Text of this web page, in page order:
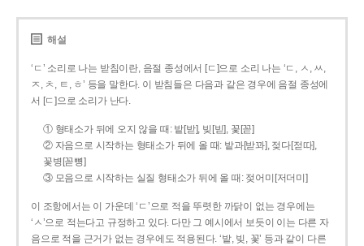
해설
‘ㄷ’ 소리로 나는 받침이란, 음절 종성에서 [ㄷ]으로 소리 나는 ‘ㄷ, ㅅ, ㅆ,
ㅈ, ㅊ, ㅌ, ㅎ’ 등을 말한다. 이 받침들은 다음과 같은 경우에 음절 종성에
서 [ㄷ]으로 소리가 난다.
① 형태소가 뒤에 오지 않을 때: 밭[받], 빚[빋], 꽃[꼳]
② 자음으로 시작하는 형태소가 뒤에 올 때: 밭과[받꽈], 젖다[젇따],
꽃병[꼳뼝]
③ 모음으로 시작하는 실질 형태소가 뒤에 올 때: 젖어미[저더미]
이 조항에서는 이 가운데 ‘ㄷ’으로 적을 뚜렷한 까닭이 없는 경우에는
‘ㅅ’으로 적는다고 규정하고 있다. 다만 그 예시에서 보듯이 이는 다른 자
음으로 적을 근거가 없는 경우에도 적용된다. ‘밭, 빚, 꽃’ 등과 같이 다른